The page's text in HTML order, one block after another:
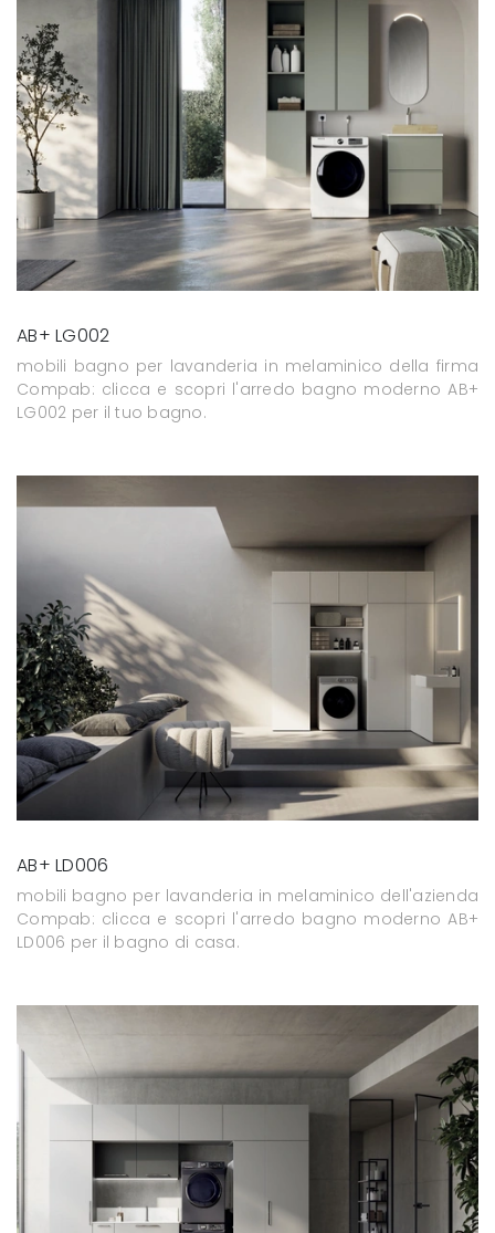
AB+ LG002
mobili bagno per lavanderia in melaminico della firma
Compab: clicca e scopri l'arredo bagno moderno AB+
LG002 per il tuo bagno.
AB+ LD006
mobili bagno per lavanderia in melaminico dell'azienda
Compab: clicca e scopri l'arredo bagno moderno AB+
LD006 per il bagno di casa.